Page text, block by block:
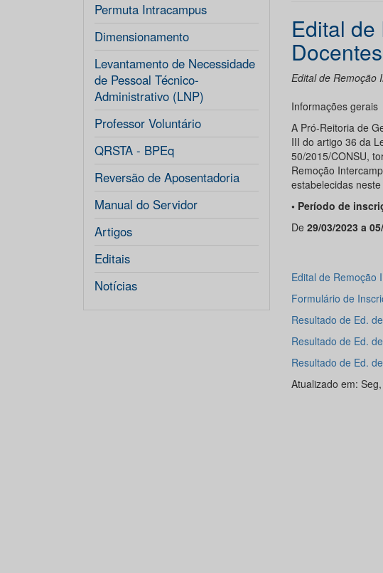
Permuta Intracampus
Dimensionamento
Levantamento de Necessidade
de Pessoal Técnico-
Administrativo (LNP)
Professor Voluntário
QRSTA - BPEq
Reversão de Aposentadoria
Manual do Servidor
Artigos
Editais
Notícias
Edital
Edital de Remoção
Informações gerais
A Pró-Reitoria de
III do artigo 36 da
50/2015/CONSU,
Remoção
estabelecidas neste
• Período de
De 29/03/2023 a
Edital de Remoção
Formulário de
Resultado de Ed.
Resultado de Ed.
Resultado de Ed.
Atualizado em: